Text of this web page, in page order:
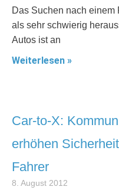
Das Suchen nach einem
als sehr schwierig
Autos ist an
Weiterlesen »
Car-to-X:
erhöhen
Fahrer
8. August 2012